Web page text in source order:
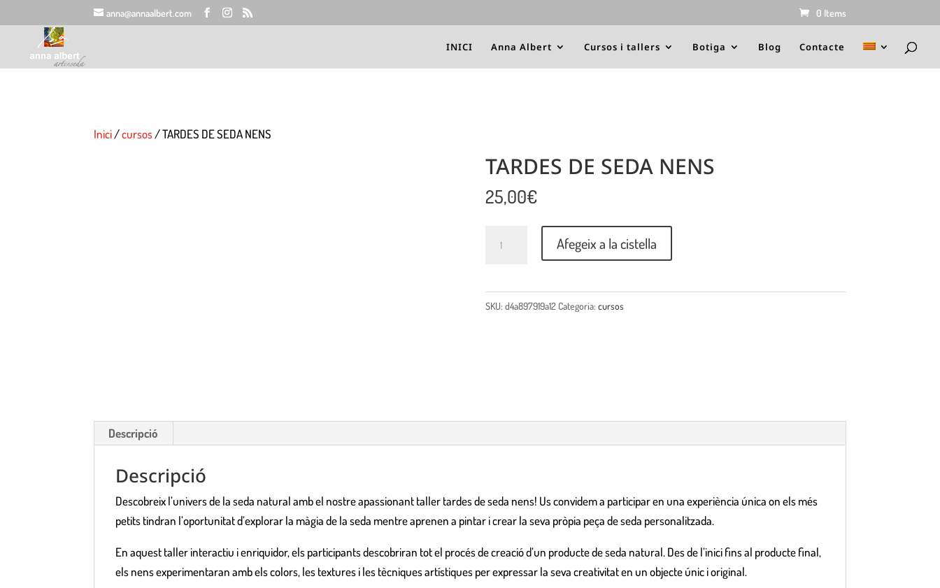
anna@annaalbert.com 0 Items
INICI Anna Albert Cursos i tallers Botiga Blog Contacte
Inici/cursos/ TARDES DE SEDA NENS
TARDES DE SEDA NENS
25,00€
Afegeix a la cistella
SKU: d4a897919a12 Categoria: cursos
Descripció
Descripció
Descobreix l’univers de la seda natural amb el nostre apassionant taller tardes de seda nens! Us convidem a participar en una experiència única on els més
petits tindran l’oportunitat d’explorar la màgia de la seda mentre aprenen a pintar i crear la seva pròpia peça de seda personalitzada.
En aquest taller interactiu i enriquidor, els participants descobriran tot el procés de creació d’un producte de seda natural. Des de l’inici fins al producte final,
els nens experimentaran amb els colors, les textures i les tècniques artístiques per expressar la seva creativitat en un objecte únic i original.